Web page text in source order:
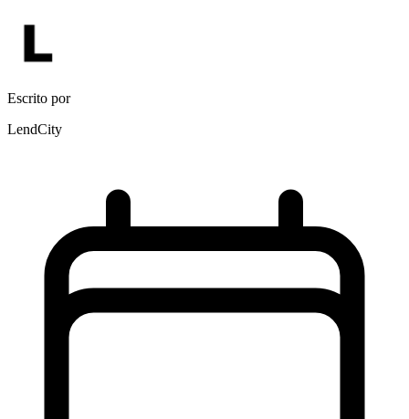
Escrito por
LendCity